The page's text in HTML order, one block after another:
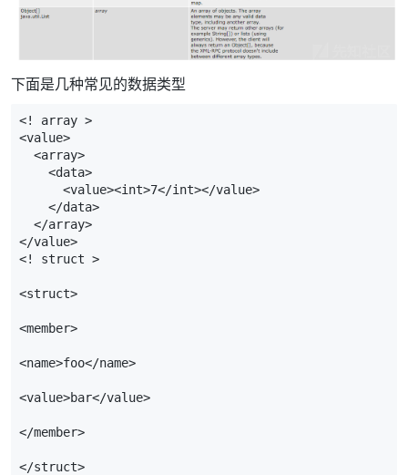
下面是几种常见的数据类型
<! array >
<value>
<array>
<data>
<value><int>7</int></value>
</data>
</array>
</value>
<! struct >
<struct>
<member>
<name>foo</name>
<value>bar</value>
</member>
</struct>